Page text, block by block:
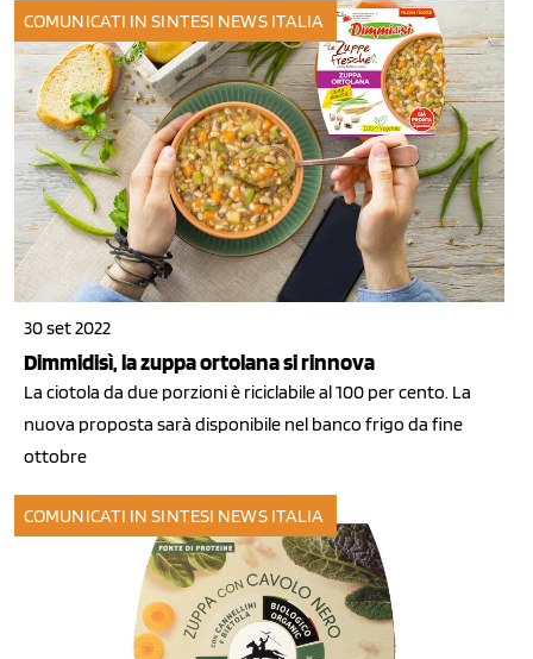
COMUNICATI IN SINTESI NEWS ITALIA
30 set 2022
Dimmidisì, la zuppa ortolana si rinnova
La ciotola da due porzioni è riciclabile al 100 per cento. La
nuova proposta sarà disponibile nel banco frigo da fine
ottobre
COMUNICATI IN SINTESI NEWS ITALIA